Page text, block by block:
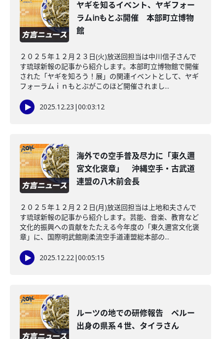
ヤギを知るイベント、ヤギフォー
ラムinもとぶ開催 本部町立博物
館
２０２５年１２月２３日(火)放送回担当は中川信子さんで
す琉球新報の記事から紹介します。本部町立博物館で開催
された「ヤギを知ろう！展」の関連イベントとして、ヤギ
フォーラムｉｎもとぶがこのほど開催されまし...
2025.12.23 |00:03:12
海外での空手普及尽力に「東久邇
宮文化褒章」 沖縄空手・古武道
連盟の八木前会長
２０２５年１２月２２日(月)放送回担当は上地和夫さんで
す琉球新報の記事から紹介します。芸能、音楽、教育など
文化的振興への貢献をたたえる今年度の「東久邇宮文化褒
章」に、国際明武館剛柔流空手道連盟総本部の...
2025.12.22|00:05:15
ルーツの地での研修報告 ペルー
出身の県系４世、タイラさん